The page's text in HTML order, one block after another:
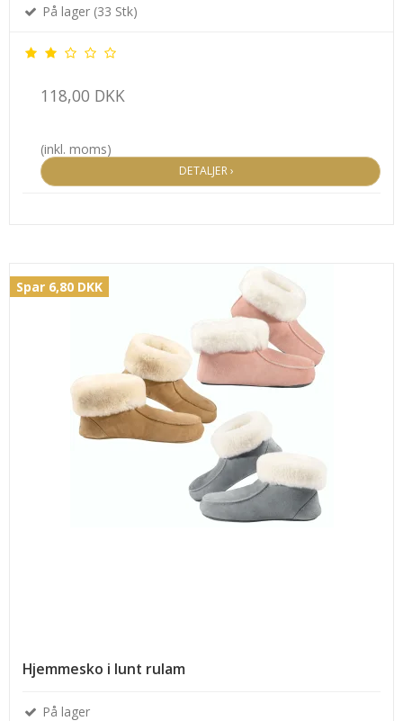
På lager (33 Stk)
118,00 DKK
(inkl. moms)
DETALJER ›
Spar 6,80 DKK
Hjemmesko i lunt rulam
På lager